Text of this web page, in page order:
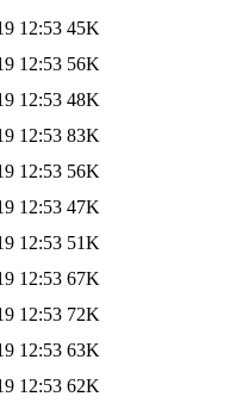
12:53 45K
12:53 56K
12:53 48K
12:53 83K
12:53 56K
12:53 47K
12:53 51K
12:53 67K
12:53 72K
12:53 63K
12:53 62K